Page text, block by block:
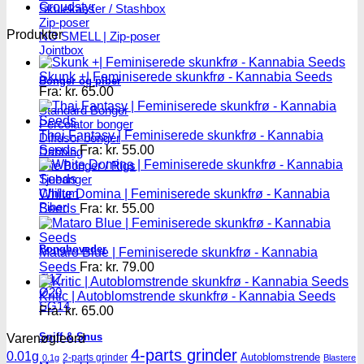
Skulekasser / Stashbox
Zip-poser
NO SMELL | Zip-poser
Jointbox
Bonger og piber
Standard Bonger
Percolator bonger
Diffusor bonger
Dabbing
Olie Bonger / Rigs
Tjubanger
Chillum
Piber
Bonghoveder
Ø17
Ø20
SG14
Sniff & Snus
Groudstyr
Produkter
Skunk +| Feminiserede skunkfrø - Kannabia Seeds
Fra:kr. 65.00
Thai Fantasy | Feminiserede skunkfrø - Kannabia
Seeds Fra: kr. 55.00
White Domina | Feminiserede skunkfrø - Kannabia
Seeds Fra: kr. 55.00
Mataro Blue | Feminiserede skunkfrø - Kannabia
Seeds Fra: kr. 79.00
Kritic | Autoblomstrende skunkfrø - Kannabia Seeds
Fra:kr. 65.00
Varenøgleord
0.01g 0.1g 2-parts grinder 4-parts grinder Autoblomstrende Blastere